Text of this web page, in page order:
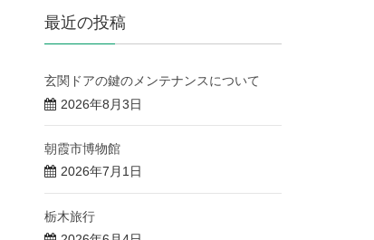
最近の投稿
玄関ドアの鍵のメンテナンスについて
2026年8月3日
朝霞市博物館
2026年7月1日
栃木旅行